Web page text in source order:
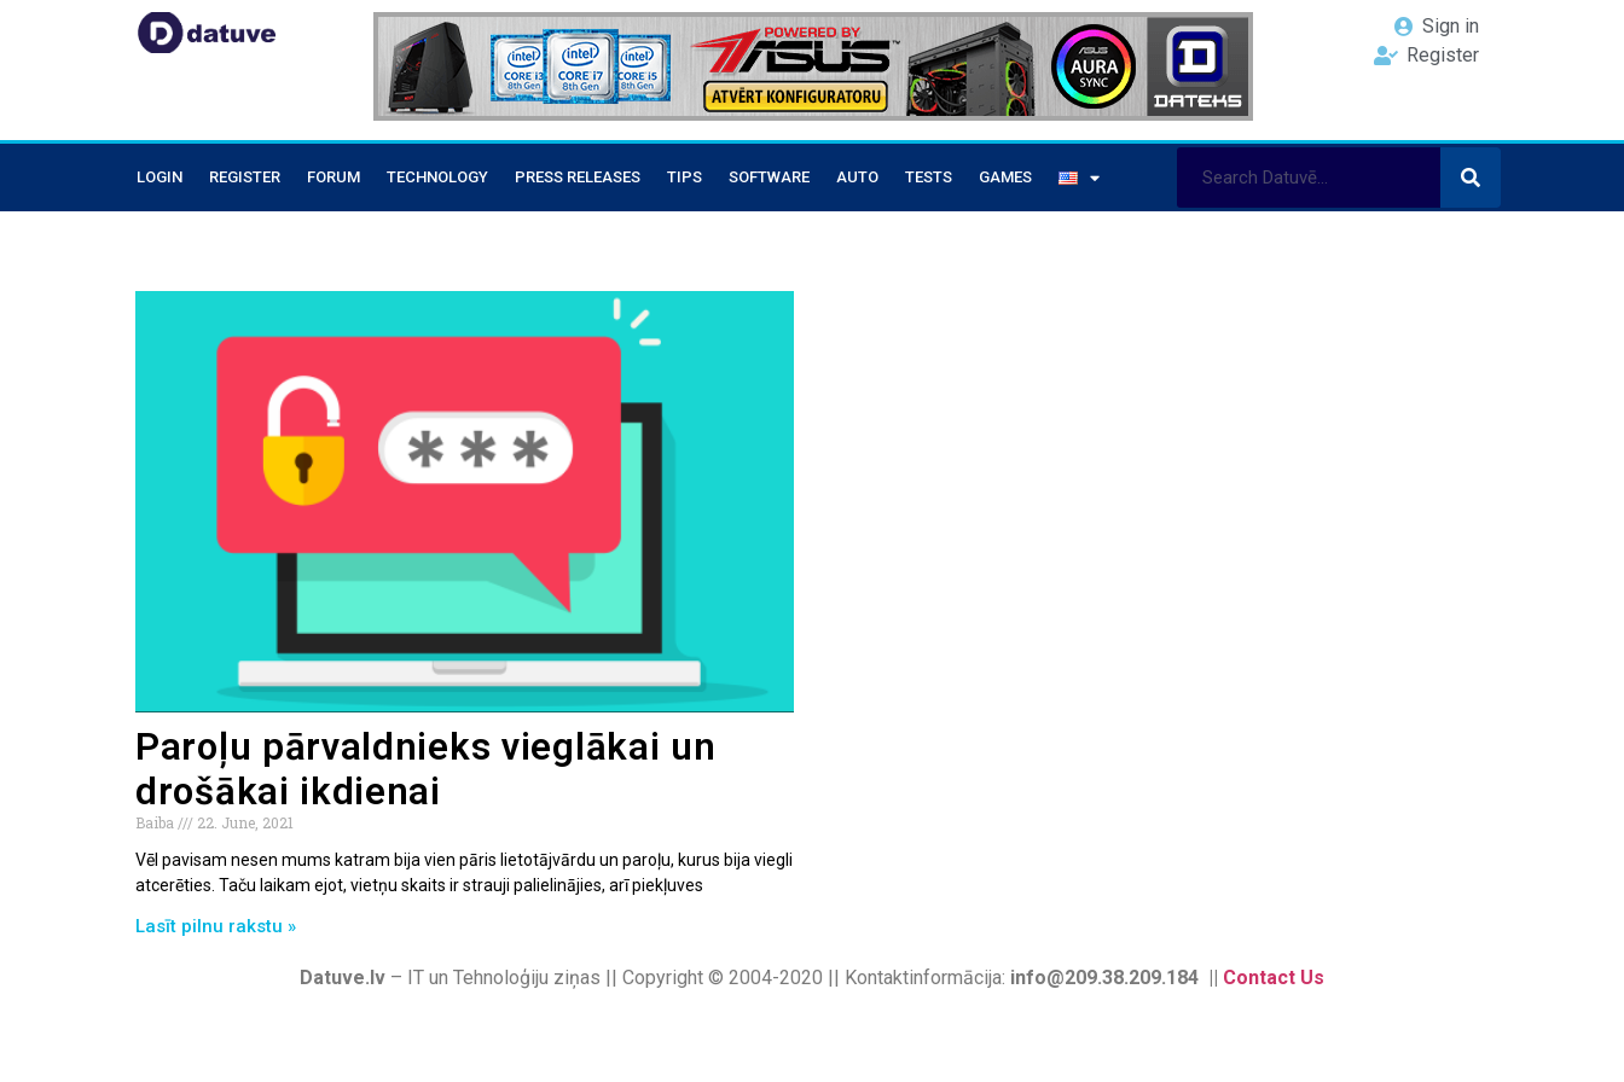
Sign in
Register
LOGIN REGISTER FORUM TECHNOLOGY PRESS RELEASES TIPS SOFTWARE AUTO TESTS GAMES
Paroļu pārvaldnieks vieglākai un
drošākai ikdienai
Baiba
22. June, 2021
Vēl pavisam nesen mums katram bija vien pāris lietotājvārdu un paroļu, kurus bija viegli
atcerēties. Taču laikam ejot, vietņu skaits ir strauji palielinājies, arī piekļuves
Lasīt pilnu rakstu »
Datuve.lv – IT un Tehnoloģiju ziņas || Copyright © 2004-2020 || Kontaktinformācija: info@209.38.209.184 || Contact Us